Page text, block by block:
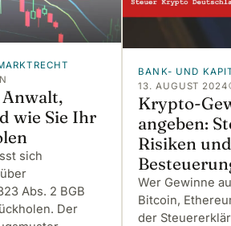
wie Sie Ihr
sich
Abs. 2 BGB
Der
BANK- UND
13. AUGUST 2024
Krypto-
angeben:
Risiken
Wer Gewinne
Bitcoin,
der